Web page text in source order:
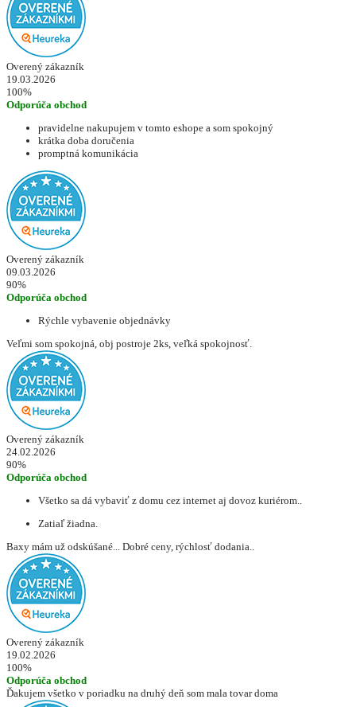
Overený zákazník
19.03.2026
100%
Odporúča obchod
pravidelne nakupujem v tomto eshope a som spokojný
krátka doba doručenia
promptná komunikácia
Overený zákazník
09.03.2026
90%
Odporúča obchod
Rýchle vybavenie objednávky
Veľmi som spokojná, obj postroje 2ks, veľká spokojnosť.
Overený zákazník
24.02.2026
90%
Odporúča obchod
Všetko sa dá vybaviť z domu cez internet aj dovoz kuriérom..
Zatiaľ žiadna.
Baxy mám už odskúšané... Dobré ceny, rýchlosť dodania..
Overený zákazník
19.02.2026
100%
Odporúča obchod
Ďakujem všetko v poriadku na druhý deň som mala tovar doma